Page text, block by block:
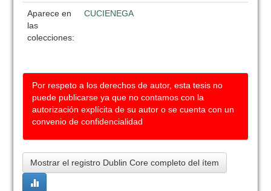
Aparece en
las
colecciones:
CUCIENEGA
Por respeto a los derechos de autor, esta tesis no
puede publicarse ya que no contamos con la
autorización explícita de su autor o se cuenta con un
convenio de confidencialidad
Mostrar el registro Dublin Core completo del ítem